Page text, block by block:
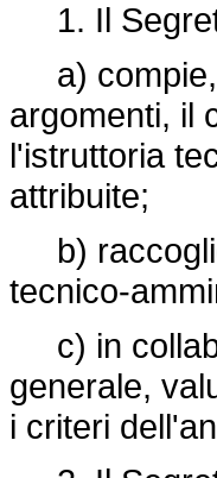
1. Il
a) compie,
argomenti, il
l'istruttoria
attribuite;
b)
tecnico-
c) in
generale,
i criteri